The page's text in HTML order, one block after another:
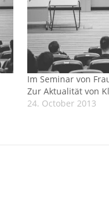
Im Seminar von
Zur Aktualität von
24. October 2013